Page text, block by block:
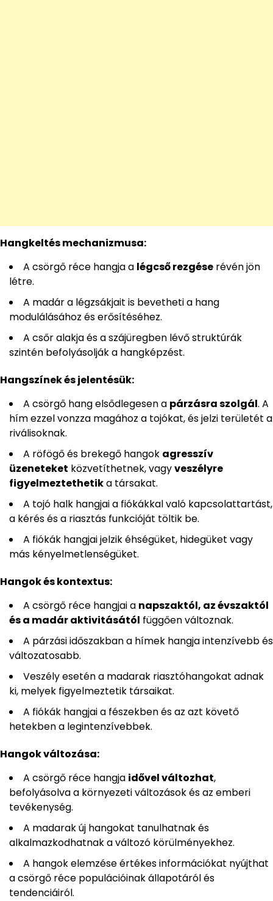
Hangkeltés mechanizmusa:
A csörgő réce hangja a légcső rezgése révén jön
létre.
A madár a légzsákjait is bevetheti a hang
modulálásához és erősítéséhez.
A csőr alakja és a szájüregben lévő struktúrák
szintén befolyásolják a hangképzést.
Hangszínek és jelentésük:
A csörgő hang elsődlegesen a párzásra szolgál. A
hím ezzel vonzza magához a tojókat, és jelzi területét a
riválisoknak.
A röfögő és brekegő hangok agresszív
üzeneteket közvetíthetnek, vagyveszélyre
figyelmeztethetika társakat.
A tojó halk hangjai a fiókákkal való kapcsolattartást,
a kérés és a riasztás funkcióját töltik be.
A fiókák hangjai jelzik éhségüket, hidegüket vagy
más kényelmetlenségüket.
Hangok és kontextus:
A csörgő réce hangjai a napszaktól, az évszaktól
és a madár aktivitásától függően változnak.
A párzási időszakban a hímek hangja intenzívebb és
változatosabb.
Veszély esetén a madarak riasztóhangokat adnak
ki, melyek figyelmeztetik társaikat.
A fiókák hangjai a fészekben és az azt követő
hetekben a legintenzívebbek.
Hangok változása:
A csörgő réce hangja idővel változhat,
befolyásolva a környezeti változások és az emberi
tevékenység.
A madarak új hangokat tanulhatnak és
alkalmazkodhatnak a változó körülményekhez.
A hangok elemzése értékes információkat nyújthat
a csörgő réce populációinak állapotáról és
tendenciáiról.